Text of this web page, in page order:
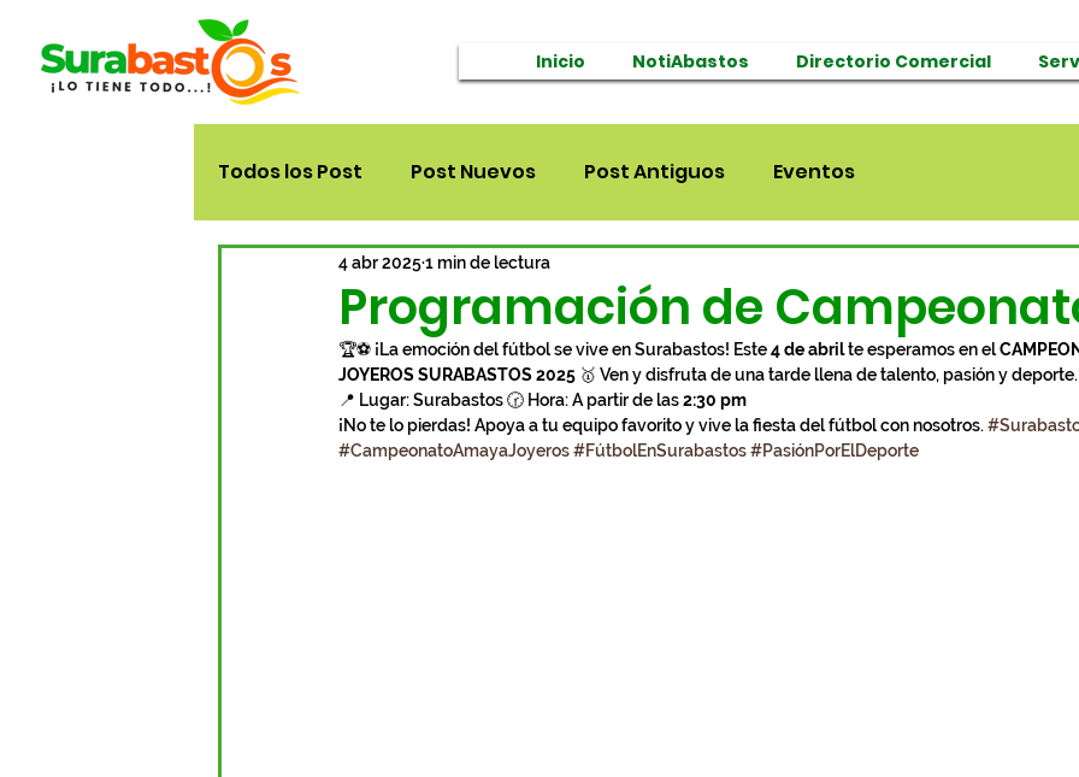
Inicio NotiAbastos Directorio Comercial
Todos los Post Post Nuevos Post Antiguos Eventos
Programación de
4 abr 20251 min de lectura
🏆⚽ ¡La emoción del fútbol se vive en Surabastos! Este 4 de abril te esperamos en el
JOYEROS SURABASTOS 2025 🥇 Ven y disfruta de una tarde llena de talento, pasión y deporte.
📍 Lugar: Surabastos 🕝 Hora: A partir de las 2:30 pm
¡No te lo pierdas! Apoya a tu equipo favorito y vive la fiesta del fútbol con nosotros.
#CampeonatoAmayaJoyeros#FútbolEnSurabastos#PasiónPorElDeporte